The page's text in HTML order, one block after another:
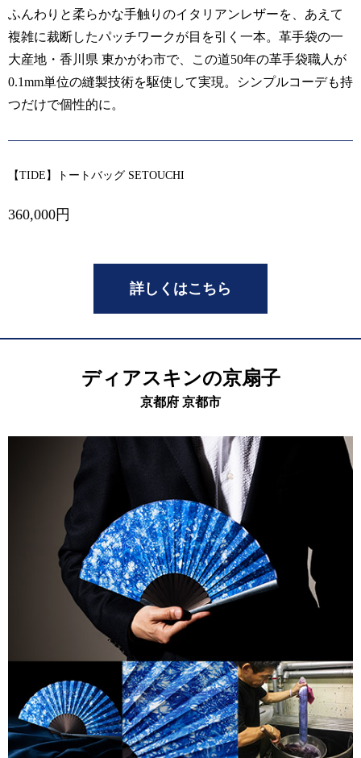
ふんわりと柔らかな手触りのイタリアンレザーを、あえて
複雑に裁断したパッチワークが目を引く一本。革手袋の一
大産地・香川県 東かがわ市で、この道50年の革手袋職人が
0.1mm単位の縫製技術を駆使して実現。シンプルコーデも持
つだけで個性的に。
【TIDE】トートバッグ SETOUCHI
360,000円
詳しくはこちら
ディアスキンの京扇子
京都府 京都市